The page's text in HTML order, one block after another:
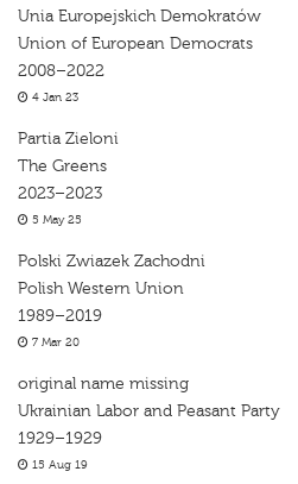
Unia Europejskich Demokratów
Union of European Democrats
2008–2022
4 Jan 23
Partia Zieloni
The Greens
2023–2023
5 May 25
Polski Zwiazek Zachodni
Polish Western Union
1989–2019
7 Mar 20
original name missing
Ukrainian Labor and Peasant Party
1929–1929
15 Aug 19